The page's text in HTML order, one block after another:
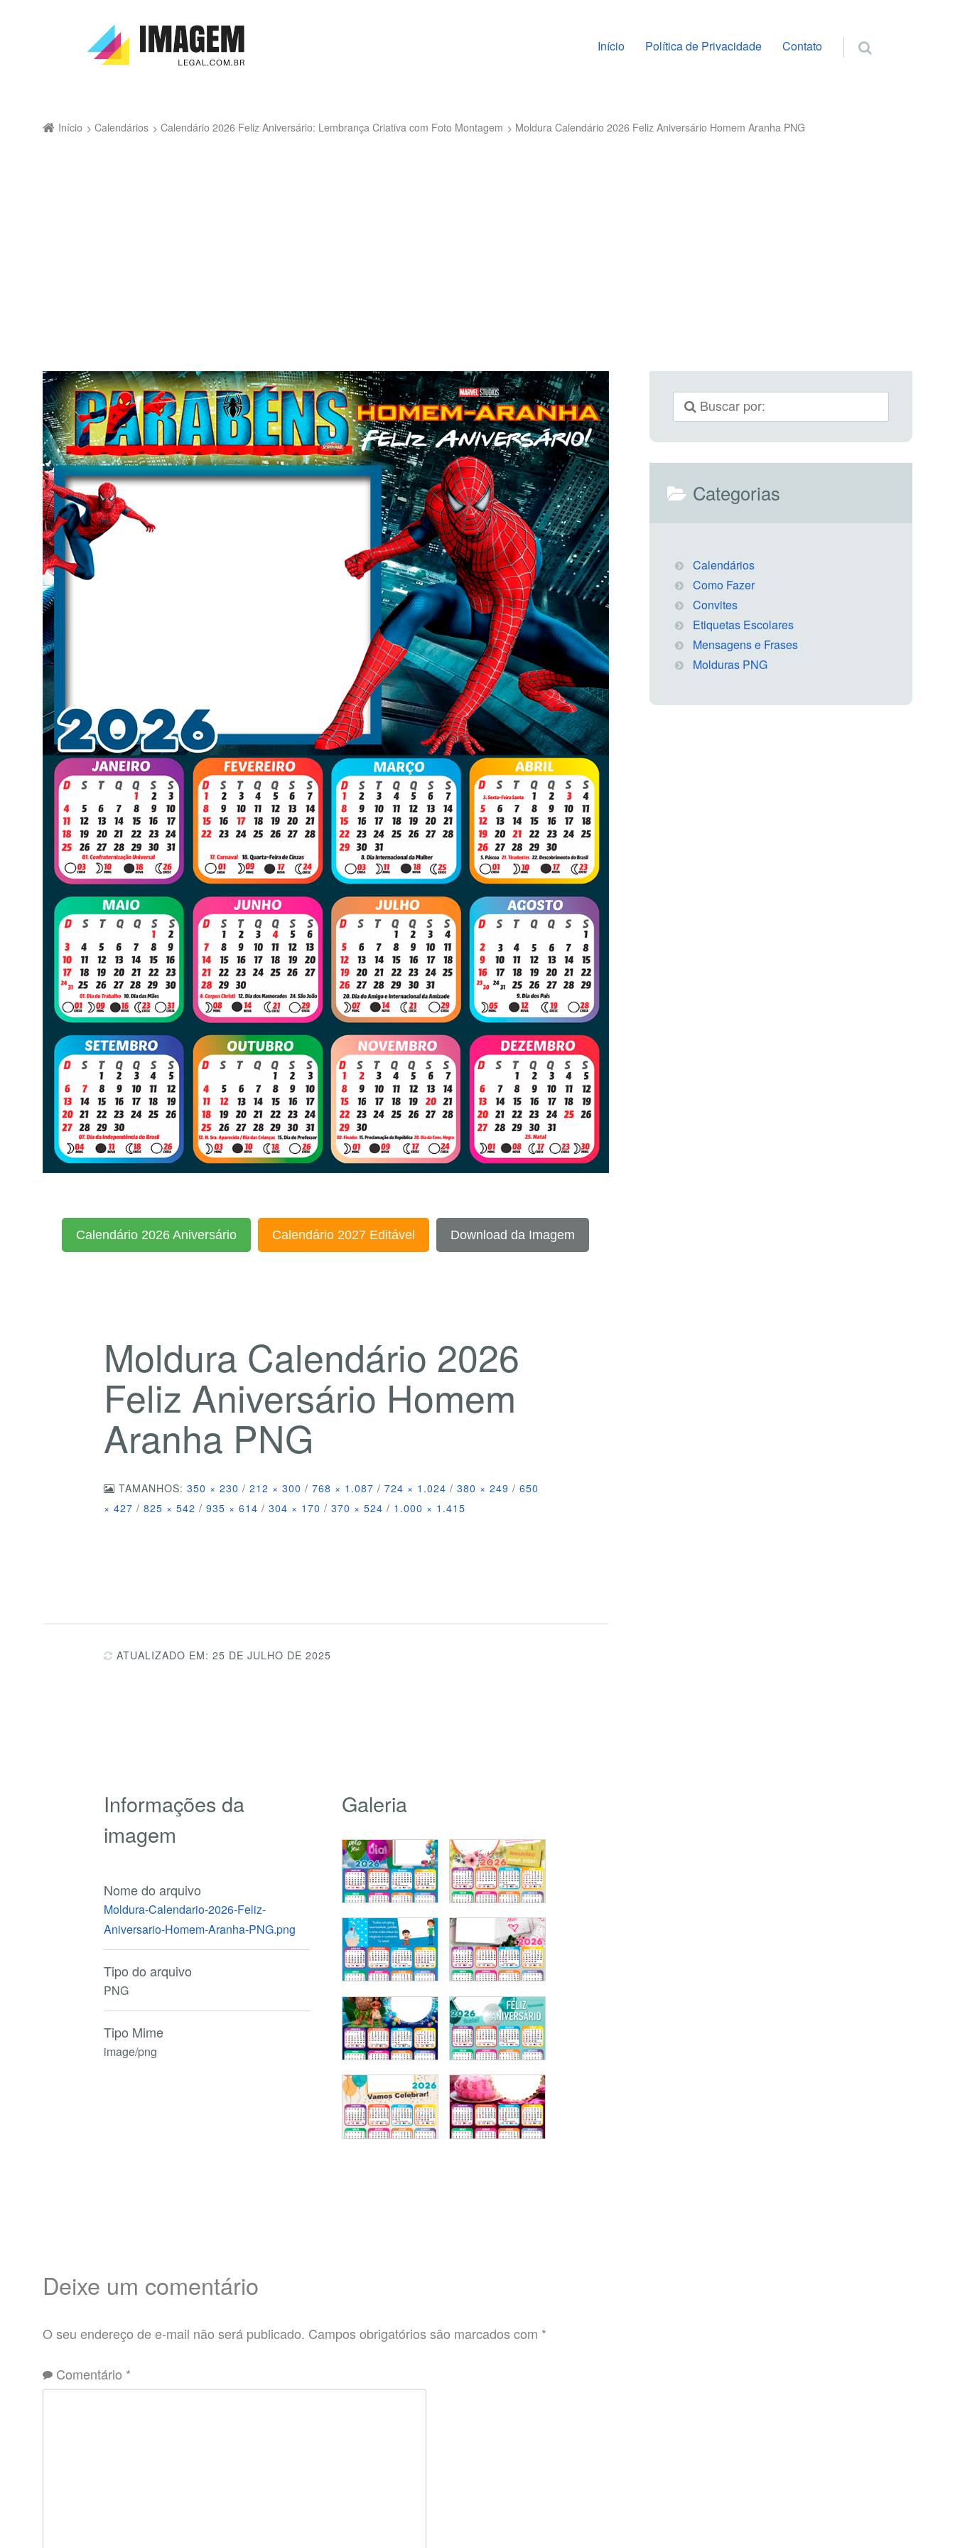
Pular para o conteúdo
Início Política de Privacidade Contato
Início Calendários Calendário 2026 Feliz Aniversário: Lembrança Criativa com Foto Montagem Moldura Calendário 2026 Feliz Aniversário Homem Aranha PNG
Calendário 2026 Aniversário Calendário 2027 Editável Download da Imagem
Moldura Calendário 2026
Feliz Aniversário Homem
Aranha PNG
TAMANHOS:350 × 230 / 212 × 300 / 768 × 1.087 / 724 × 1.024 / 380 × 249 / 650
× 427 / 825 × 542 / 935 × 614 / 304 × 170 / 370 × 524 / 1.000 × 1.415
ATUALIZADO EM: 25 DE JULHO DE 2025
Informações da
imagem
Nome do arquivo
Moldura-Calendario-2026-Feliz-
Aniversario-Homem-Aranha-PNG.png
Tipo do arquivo
PNG
Tipo Mime
image/png
Galeria
Deixe um comentário
O seu endereço de e-mail não será publicado. Campos obrigatórios são marcados com *
Comentário *
Categorias
Calendários
Como Fazer
Convites
Etiquetas Escolares
Mensagens e Frases
Molduras PNG